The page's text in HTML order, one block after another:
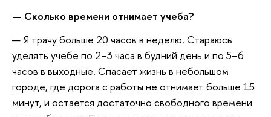
— Сколько времени отнимает учеба?
— Я трачу больше 20 часов в неделю. Стараюсь
уделять учебе по 2–3 часа в будний день и по 5–6
часов в выходные. Спасает жизнь в небольшом
городе, где дорога с работы не отнимает больше 15
минут, и остается достаточно свободного времени